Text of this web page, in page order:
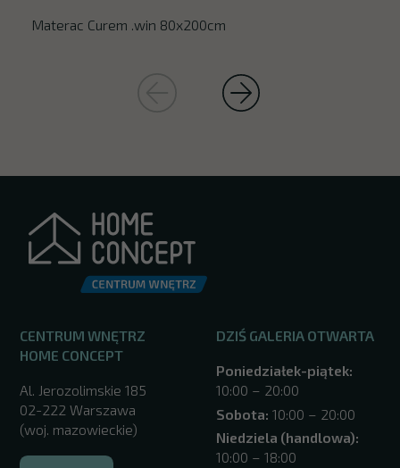
Materac Curem .win 80x200cm
CENTRUM WNĘTRZ
HOME CONCEPT
Al. Jerozolimskie 185
02-222 Warszawa
(woj. mazowieckie)
DZIŚ GALERIA OTWARTA
Poniedziałek-piątek:
10:00 – 20:00
Sobota: 10:00 – 20:00
Niedziela (handlowa):
10:00 – 18:00